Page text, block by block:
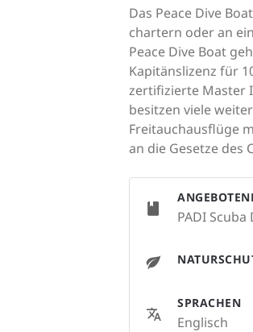
Das Peace Dive
chartern oder an
Peace Dive Boat
Kapitänslizenz für
zertifizierte Master
besitzen viele
Freitauchausflüge
an die Gesetze des
PADI Scuba
SPRACHEN
Englisch